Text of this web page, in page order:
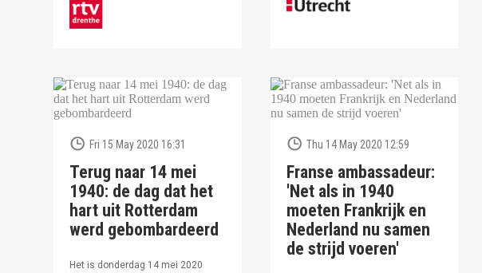
Fri 15 May 2020 16:31
Terug naar 14 mei
1940: de dag dat het
hart uit Rotterdam
werd gebombardeerd
Het is donderdag 14 mei 2020
Thu 14 May 2020 12:59
Franse ambassadeur:
'Net als in 1940
moeten Frankrijk en
Nederland nu samen
de strijd voeren'